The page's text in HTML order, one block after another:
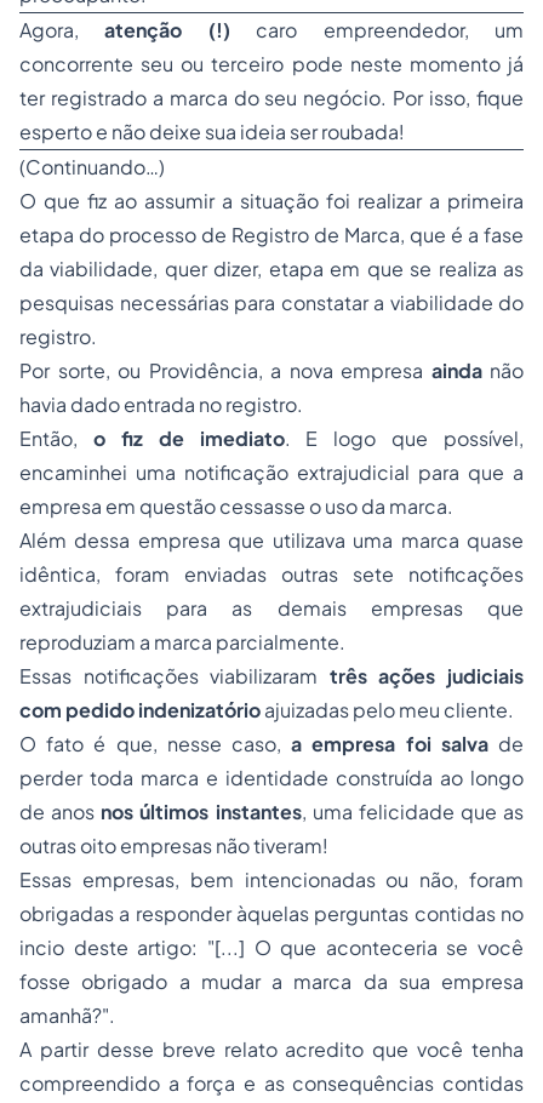
Agora,atenção (!) caro empreendedor, um
concorrente seu ou terceiro pode neste momento já
ter registrado a marca do seu negócio. Por isso, fique
esperto e não deixe sua ideia ser roubada!
(Continuando…)
O que fiz ao assumir a situação foi realizar a primeira
etapa do processo de Registro de Marca, que é a fase
da viabilidade, quer dizer, etapa em que se realiza as
pesquisas necessárias para constatar a viabilidade do
registro.
Por sorte, ou Providência, a nova empresa ainda não
havia dado entrada no registro.
Então, o fiz de imediato. E logo que possível,
encaminhei uma notificação extrajudicial para que a
empresa em questão cessasse o uso da marca.
Além dessa empresa que utilizava uma marca quase
idêntica, foram enviadas outras sete notificações
extrajudiciais para as demais empresas que
reproduziam a marca parcialmente.
Essas notificações viabilizaram três ações judiciais
com pedido indenizatórioajuizadas pelo meu cliente.
O fato é que, nesse caso,a empresa foi salva de
perder toda marca e identidade construída ao longo
de anos nos últimos instantes, uma felicidade que as
outras oito empresas não tiveram!
Essas empresas, bem intencionadas ou não, foram
obrigadas a responder àquelas perguntas contidas no
incio deste artigo: "[...] O que aconteceria se você
fosse obrigado a mudar a marca da sua empresa
amanhã?".
A partir desse breve relato acredito que você tenha
compreendido a força e as consequências contidas